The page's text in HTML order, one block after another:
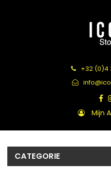
+32 (0)4
Mijn
CATEGORIE